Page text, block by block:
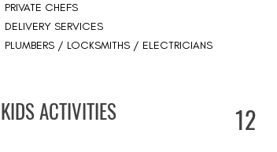
PRIVATE CHEFS
DELIVERY SERVICES
PLUMBERS / LOCKSMITHS / ELECTRICIANS
KIDS ACTIVITIES 12